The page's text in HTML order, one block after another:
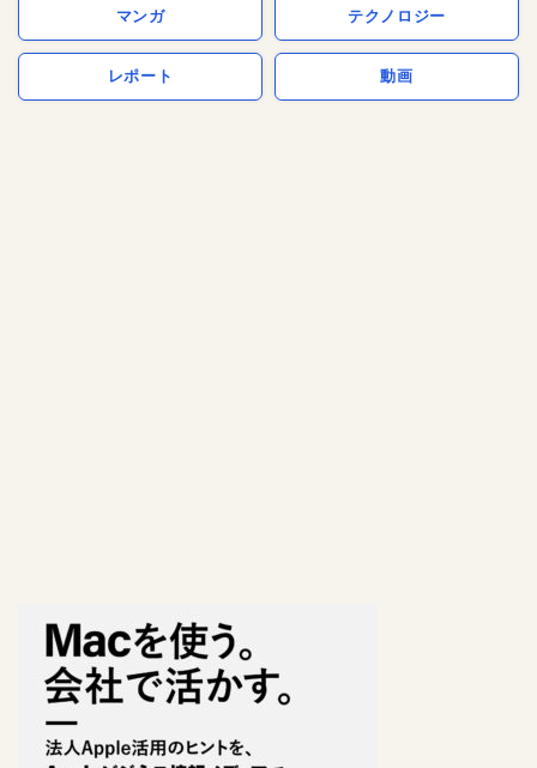
マンガ テクノロジー
レポート 動画